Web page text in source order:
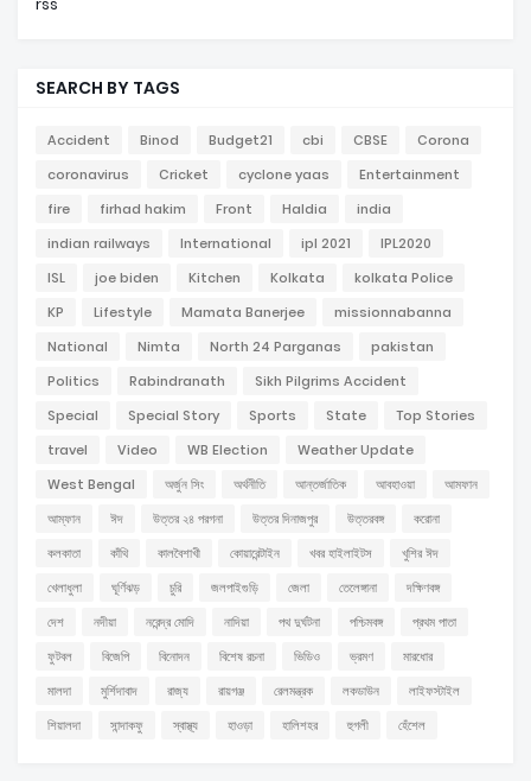
SEARCH BY TAGS
Accident Binod Budget21 cbi CBSE
Corona
coronavirus
Cricket cyclone yaas
Entertainment
fire
firhad hakim Front Haldia
india
indian railways
International ipl 2021
IPL2020
ISL
joe biden Kitchen Kolkata
kolkata Police
KP
Lifestyle Mamata Banerjee
missionnabanna
National
Nimta North 24 Parganas
pakistan
Politics
Rabindranath
Sikh Pilgrims Accident
Special
Special Story Sports State
Top Stories
travel
Video WB Election
Weather Update
West Bengal
অর্জুন সিং অর্থনীতি আন্তর্জাতিক আবহাওয়া
আমফান
আম্ফান
ঈদ উত্তর ২৪ পরগনা উত্তর দিনাজপুর উত্তরবঙ্গ
করোনা
কলকাতা
কাঁথি কালবৈশাখী কোয়ারেন্টাইন খবর হাইলাইটস
খুশির ঈদ
খেলাধুলা
ঘূর্ণিঝড় চুরি জলপাইগুড়ি জেলা তেলেঙ্গানা
দক্ষিণবঙ্গ
দেশ
নদীয়া নরেন্দ্র মোদি নাদিয়া পথ দুর্ঘটনা পশ্চিমবঙ্গ
প্রথম পাতা
ফুটবল
বিজেপি বিনোদন বিশেষ রচনা ভিডিও ভ্রমণ
মারধোর
মালদা
মুর্শিদাবাদ রাজ্য রায়গঞ্জ রেলমন্ত্রক লকডাউন
লাইফস্টাইল
শিয়ালদা
সান্দাকফু স্বাস্থ্য হাওড়া হালিশহর হুগলী হেঁশেল